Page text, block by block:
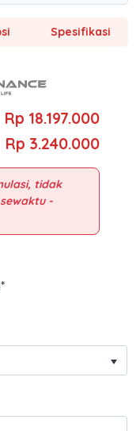
Spesifikasi
Rp 18.197.000
Rp 3.240.000
tidak
-